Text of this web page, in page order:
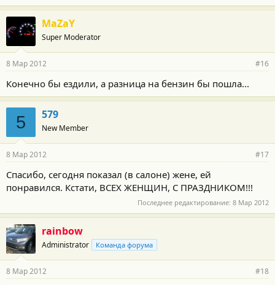
MaZaY
Super Moderator
8 Мар 2012 #16
Конечно бы ездили, а разница на бензин бы пошла...
5 579
New Member
8 Мар 2012 #17
Спасибо, сегодня показал (в салоне) жене, ей
понравился. Кстати, ВСЕХ ЖЕНЩИН, С ПРАЗДНИКОМ!!!
Последнее редактирование: 8 Мар 2012
rainbow
Administrator Команда форума
8 Мар 2012 #18